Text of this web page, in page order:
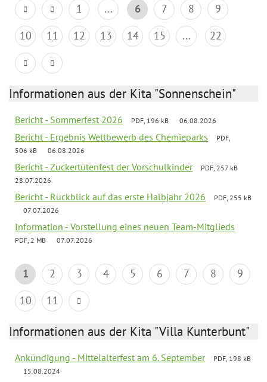
1 ... 6 7 8
9
10
11 12 13 14 15 ... 22
Informationen aus der Kita "Sonnenschein"
Bericht - Sommerfest 2026 PDF, 196 kB 06.08.2026
Bericht - Ergebnis Wettbewerb des Chemieparks
PDF,
506 kB
06.08.2026
Bericht - Zuckertütenfest der Vorschulkinder
PDF, 257 kB
28.07.2026
Bericht - Rückblick auf das erste Halbjahr 2026
PDF, 255 kB
07.07.2026
Information - Vorstellung eines neuen Team-Mitglieds
PDF, 2 MB 07.07.2026
1 2 3 4 5 6 7 8
9
10
11
Informationen aus der Kita "Villa Kunterbunt"
Ankündigung - Mittelalterfest am 6. September
PDF, 198 kB
15.08.2024